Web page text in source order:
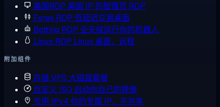
美国RDP 美国 IP 的管理员 RDP
Forex RDP 低延迟交易桌面
Botting RDP 全天候运行你的机器人
Linux RDP Linux 桌面，远程
附加组件
存储 VPS 大磁盘套餐
自定义 ISO 启动你自己的镜像
专用 IPv4 你的专属 IP，不共享